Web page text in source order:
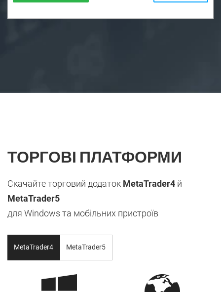
ТОРГОВІ ПЛАТФОРМИ
Скачайте торговий додаток MetaTrader4 й
MetaTrader5
для Windows та мобільних пристроїв
MetaTrader4 MetaTrader5